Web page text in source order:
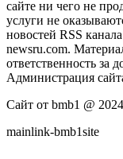
сайте ни чего не
услуги не
новостей RSS
newsru.com.
ответственность за
Администрация
Сайт от bmb1 @ 2024
mainlink-bmb1site